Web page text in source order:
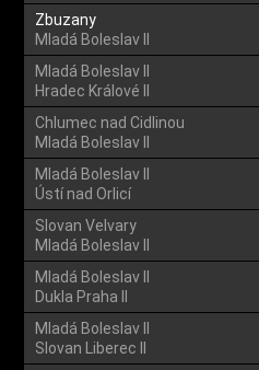
Zbuzany
Mladá Boleslav II
Mladá Boleslav II
Hradec Králové II
Chlumec nad Cidlinou
Mladá Boleslav II
Mladá Boleslav II
Ústí nad Orlicí
Slovan Velvary
Mladá Boleslav II
Mladá Boleslav II
Dukla Praha II
Mladá Boleslav II
Slovan Liberec II